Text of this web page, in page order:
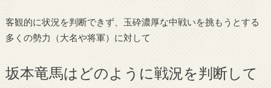
客観的に状況を判断できず、玉砕濃厚な中戦いを挑もうとする
多くの勢力（大名や将軍）に対して
坂本竜馬はどのように戦況を判断して